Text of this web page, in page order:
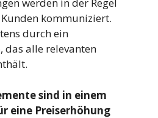
kommuniziert.
durch ein
das alle relevanten
sind in einem
eine Preiserhöhung